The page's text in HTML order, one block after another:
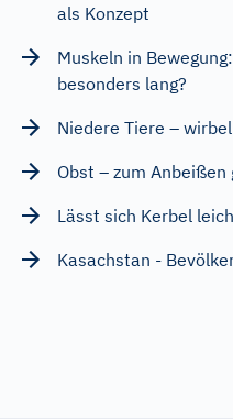
als Konzept
Muskeln in
besonders lang?
Niedere Tiere –
Obst – zum Anbeißen
Lässt sich Kerbel
Kasachstan -